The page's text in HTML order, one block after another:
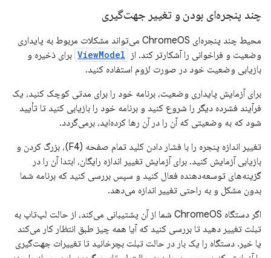
چند پنجره‌ای بودن و تغییر جهت‌گیری
محیط چند پنجره‌ای ChromeOS می‌تواند مشکلات مربوط به پایداری
وضعیت و فراخوانی را آشکارتر کند. از
ViewModel برای ذخیره و
بازیابی وضعیت خود در صورت لزوم استفاده کنید.
برای آزمایش پایداری وضعیت، برنامه خود را برای مدتی کوچک کنید، یک
فرآیند فشرده دیگر را شروع کنید و برنامه خود را بازیابی کنید تا تأیید
شود که به وضعیتی که آن را در آن رها کرده‌اید، برمی‌گردد.
تغییر اندازه پنجره را با فشار دادن کلید تمام صفحه (F4)، بزرگ کردن و
بازیابی آزمایش کنید. برای آزمایش تغییر اندازه رایگان، ابتدا آن را در
گزینه‌های توسعه‌دهنده فعال کنید و سپس بررسی کنید که برنامه شما
بدون مشکل و به راحتی تغییر اندازه می‌دهد.
اگر دستگاه ChromeOS شما از آن پشتیبانی می‌کند، از حالت لپ‌تاپ به
تبلت تغییر دهید تا بررسی کنید که آیا همه چیز طبق انتظار کار می‌کند
یا خیر. دستگاه را یک بار در حالت تبلت بچرخانید تا تغییرات جهت‌گیری